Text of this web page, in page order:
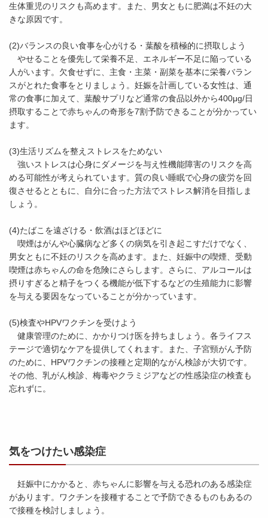
生体重児のリスクも高めます。また、男女ともに肥満は不妊の大
きな原因です。
(2)バランスの良い食事を心がける・葉酸を積極的に摂取しよう
やせることを優先して栄養不足、エネルギー不足に陥っている
人がいます。欠食せずに、主食・主菜・副菜を基本に栄養バラン
スがとれた食事をとりましょう。妊娠を計画している女性は、通
常の食事に加えて、葉酸サプリなど通常の食品以外から400μg/日
摂取することで赤ちゃんの奇形を7割予防できることが分かってい
ます。
(3)生活リズムを整えストレスをためない
強いストレスは心身にダメージを与え性機能障害のリスクを高
める可能性が考えられています。質の良い睡眠で心身の疲労を回
復させるとともに、自分に合った方法でストレス解消を目指しま
しょう。
(4)たばこを遠ざける・飲酒はほどほどに
喫煙はがんや心臓病など多くの病気を引き起こすだけでなく、
男女ともに不妊のリスクを高めます。また、妊娠中の喫煙、受動
喫煙は赤ちゃんの命を危険にさらします。さらに、アルコールは
摂りすぎると精子をつくる機能が低下するなどの生殖能力に影響
を与える要因をなっていることが分かっています。
(5)検査やHPVワクチンを受けよう
健康管理のために、かかりつけ医を持ちましょう。各ライフス
テージで適切なケアを提供してくれます。また、子宮頸がん予防
のために、HPVワクチンの接種と定期的ながん検診が大切です。
その他、乳がん検診、梅毒やクラミジアなどの性感染症の検査も
忘れずに。
気をつけたい感染症
妊娠中にかかると、赤ちゃんに影響を与える恐れのある感染症
があります。ワクチンを接種することで予防できるものもあるの
で接種を検討しましょう。